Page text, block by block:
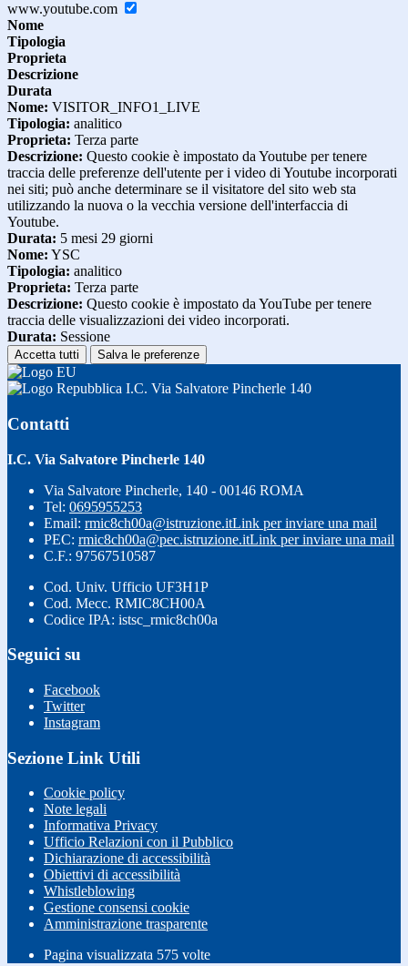
www.youtube.com
Nome
Tipologia
Proprieta
Descrizione
Durata
Nome: VISITOR_INFO1_LIVE
Tipologia: analitico
Proprieta: Terza parte
Descrizione: Questo cookie è impostato da Youtube per tenere
traccia delle preferenze dell'utente per i video di Youtube incorporati
nei siti; può anche determinare se il visitatore del sito web sta
utilizzando la nuova o la vecchia versione dell'interfaccia di
Youtube.
Durata: 5 mesi 29 giorni
Nome: YSC
Tipologia: analitico
Proprieta: Terza parte
Descrizione: Questo cookie è impostato da YouTube per tenere
traccia delle visualizzazioni dei video incorporati.
Durata: Sessione
Accetta tutti Salva le preferenze
I.C. Via Salvatore Pincherle 140
Contatti
I.C. Via Salvatore Pincherle 140
Via Salvatore Pincherle, 140 - 00146 ROMA
Tel: 0695955253
Email: rmic8ch00a@istruzione.itLink per inviare una mail
PEC: rmic8ch00a@pec.istruzione.itLink per inviare una mail
C.F.: 97567510587
Cod. Univ. Ufficio UF3H1P
Cod. Mecc. RMIC8CH00A
Codice IPA: istsc_rmic8ch00a
Seguici su
Facebook
Twitter
Instagram
Sezione Link Utili
Cookie policy
Note legali
Informativa Privacy
Ufficio Relazioni con il Pubblico
Dichiarazione di accessibilità
Obiettivi di accessibilità
Whistleblowing
Gestione consensi cookie
Amministrazione trasparente
Pagina visualizzata 575 volte